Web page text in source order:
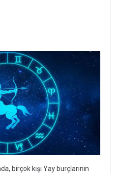
birçok kişi Yay burçlarının